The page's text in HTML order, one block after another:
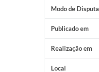
Modo de Disputa
Publicado em
Realização em
Local